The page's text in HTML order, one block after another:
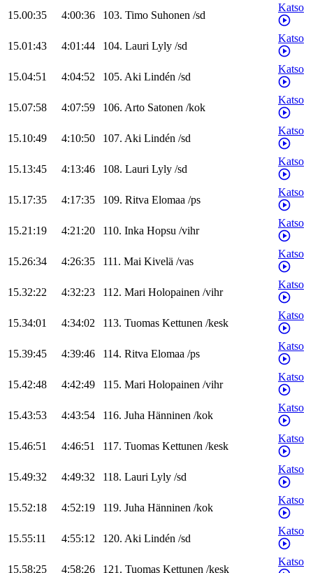
15.00:35 4:00:36 103. Timo Suhonen /sd
Katso
15.01:43 4:01:44 104. Lauri Lyly /sd
Katso
15.04:51 4:04:52 105. Aki Lindén /sd
Katso
15.07:58 4:07:59 106. Arto Satonen /kok
Katso
15.10:49 4:10:50 107. Aki Lindén /sd
Katso
15.13:45 4:13:46 108. Lauri Lyly /sd
Katso
15.17:35 4:17:35 109. Ritva Elomaa /ps
Katso
15.21:19 4:21:20 110. Inka Hopsu /vihr
Katso
15.26:34 4:26:35 111. Mai Kivelä /vas
Katso
15.32:22 4:32:23 112. Mari Holopainen /vihr
Katso
15.34:01 4:34:02 113. Tuomas Kettunen /kesk
Katso
15.39:45 4:39:46 114. Ritva Elomaa /ps
Katso
15.42:48 4:42:49 115. Mari Holopainen /vihr
Katso
15.43:53 4:43:54 116. Juha Hänninen /kok
Katso
15.46:51 4:46:51 117. Tuomas Kettunen /kesk
Katso
15.49:32 4:49:32 118. Lauri Lyly /sd
Katso
15.52:18 4:52:19 119. Juha Hänninen /kok
Katso
15.55:11 4:55:12 120. Aki Lindén /sd
Katso
15.58:25 4:58:26 121. Tuomas Kettunen /kesk
Katso